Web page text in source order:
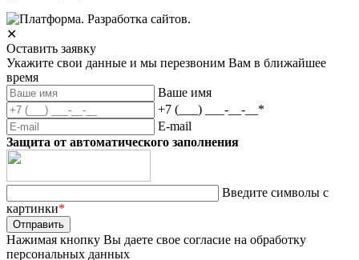
✕
Оставить заявку
Укажите свои данные и мы перезвоним Вам в ближайшее
время
Ваше имя
+7 (___) ___-__-__ *
E-mail
Защита от автоматического заполнения
Введите символы с
картинки*
Нажимая кнопку Вы даете свое согласие на обработку
персональных данных